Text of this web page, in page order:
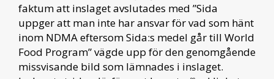
faktum att inslaget avslutades med ”Sida
uppger att man inte har ansvar för vad som hänt
inom NDMA eftersom Sida:s medel går till World
Food Program” vägde upp för den genomgående
missvisande bild som lämnades i inslaget.